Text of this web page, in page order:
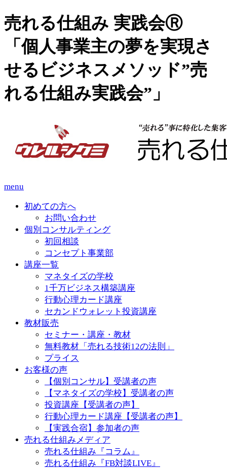
売れる仕組み 実践会Ⓡ
「個人事業主の夢を実現さ
せるビジネスメソッド”売
れる仕組み実践会”」
menu
初めての方へ
お問い合わせ
個別コンサルティング
初回相談
コンセプト事業部
講座一覧
マネタイズの学校
1千万ビジネス構築講座
行動心理カード講座
セカンドウォレット投資講座
教材販売
セミナー・講座・教材
無料教材「売れる技術12の法則」
プライス
お客様の声
【個別コンサル】受講者の声
【マネタイズの学校】受講者の声
投資講座【受講者の声】
行動心理カード講座【受講者の声】
【実践合宿】参加者の声
売れる仕組みメディア
売れる仕組み『コラム』
売れる仕組み『FB対談LIVE』